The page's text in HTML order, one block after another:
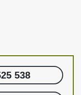
538